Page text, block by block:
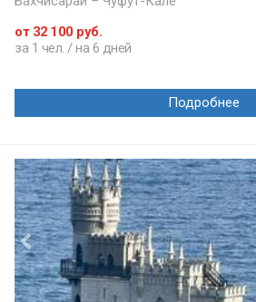
от 32 100 руб.
за 1 чел. / на 6 дней
Подробнее